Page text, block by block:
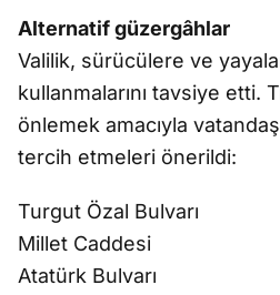
Alternatif güzergâhlar
Valilik, sürücülere ve
kullanmalarını tavsiye etti.
önlemek amacıyla
tercih etmeleri önerildi:
Turgut Özal Bulvarı
Millet Caddesi
Atatürk Bulvarı